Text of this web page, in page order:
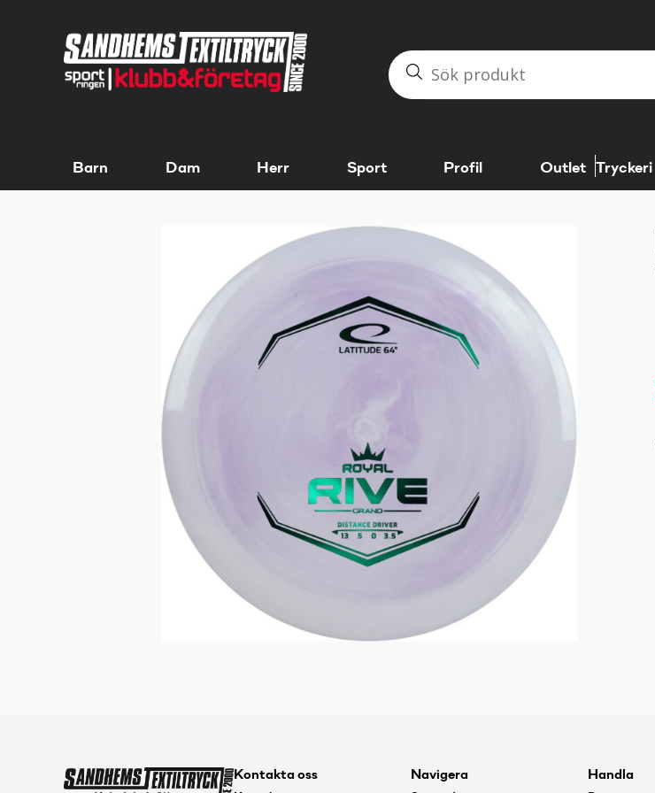
Barn Dam Herr Sport Profil Outlet Tryckeri
Kontakta oss Navigera Handla